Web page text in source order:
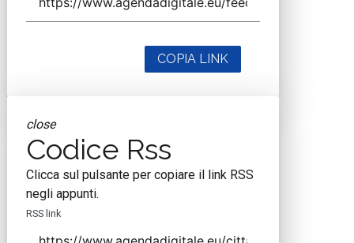
COPIA LINK
close
Codice Rss
Clicca sul pulsante per copiare il link RSS
negli appunti.
RSS link